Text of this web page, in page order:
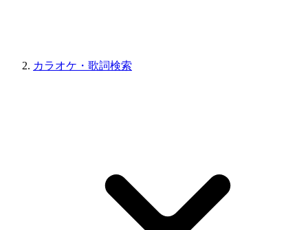
カラオケ・歌詞検索